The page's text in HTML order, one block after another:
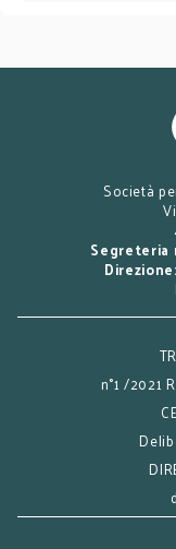
Società
Segreteria
Direzione:
n°1 /2021